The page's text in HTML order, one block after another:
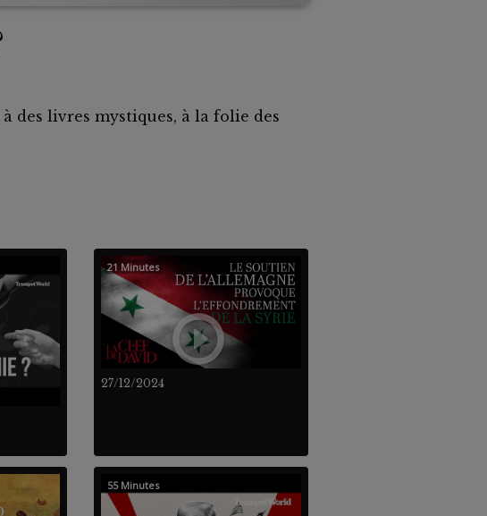
des livres mystiques, à la folie des
27/12/2024
21 Minutes
55 Minutes